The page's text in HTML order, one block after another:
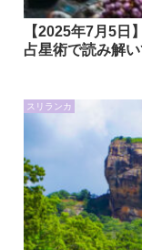
【2025年7月5日
占星術で読み解
スリランカ